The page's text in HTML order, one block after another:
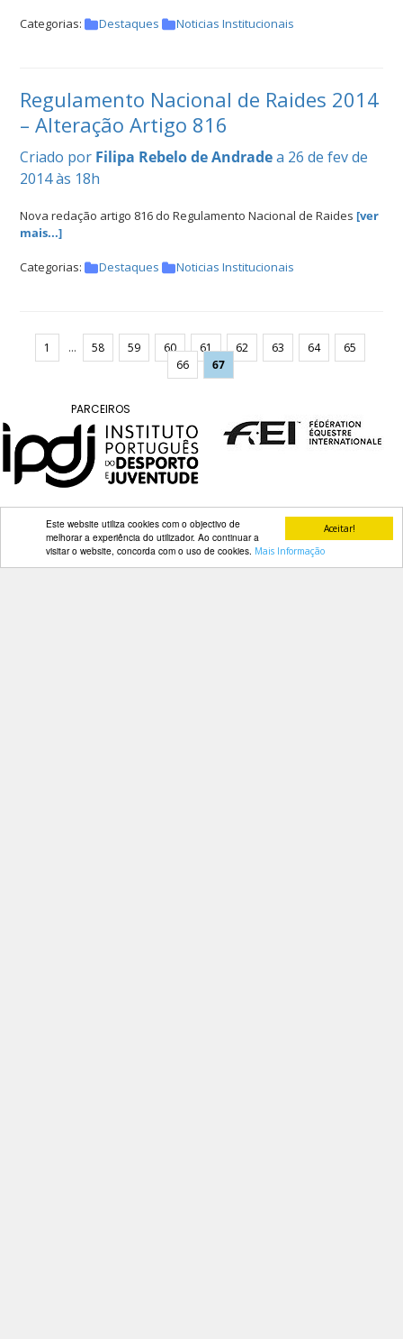
Aceitar!
Este website utiliza cookies com o objectivo de
melhorar a experiência do utilizador. Ao continuar a
visitar o website, concorda com o uso de cookies. Mais Informação
Categorias: Destaques Noticias Institucionais
Regulamento Nacional de Raides 2014
– Alteração Artigo 816
Criado por Filipa Rebelo de Andradea 26 de fev de
2014 às 18h
Nova redação artigo 816 do Regulamento Nacional de Raides [ver
mais...]
Categorias: Destaques Noticias Institucionais
1 ... 58 59 60 61 62 63 64
65
66
67
PARCEIROS